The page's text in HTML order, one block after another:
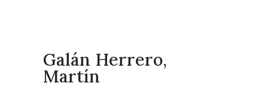
Galán Herrero,
Martín